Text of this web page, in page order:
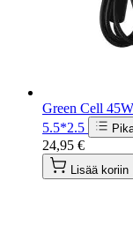
Green Cell
5.5*2.5
24,95 €
Lisää koriin